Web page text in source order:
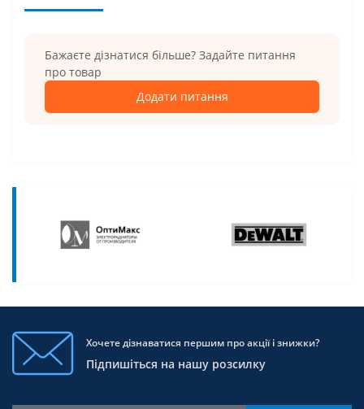
Бажаєте дізнатися більше? Задайте питання
про товар
Додати питання
Хочете дізнаватися першим про акції і знижки?
Підпишіться на нашу розсилку